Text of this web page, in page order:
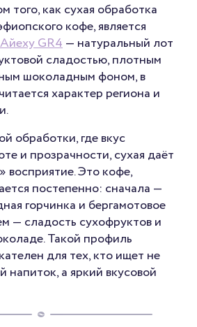
того, как сухая обработка
кофе, является
GR4— натуральный лот
сладостью, плотным
шоколадным фоном, в
характер региона и
обработки, где вкус
и прозрачности, сухая даёт
восприятие. Это кофе,
постепенно: сначала —
горчинка и бергамотовое
— сладость сухофруктов и
Такой профиль
для тех, кто ищет не
напиток, а яркий вкусовой